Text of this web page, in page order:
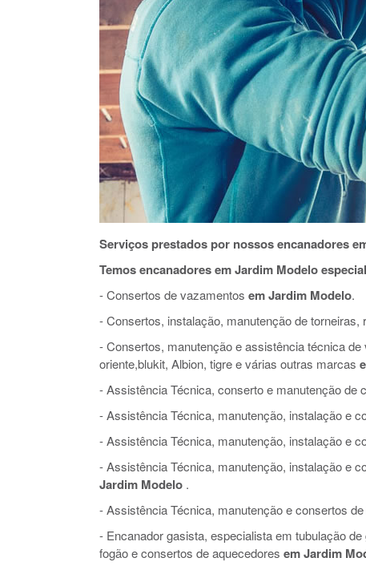
Serviços prestados por nossos encanadores
Temos encanadores em Jardim Modelo
- Consertos de vazamentos em Jardim Modelo.
- Consertos, instalação, manutenção de
- Consertos, manutenção e assistência técnica
oriente,blukit, Albion, tigre e várias outras marcas
- Assistência Técnica, conserto e manutenção de
- Assistência Técnica, manutenção, instalação e
- Assistência Técnica, manutenção, instalação e
- Assistência Técnica, manutenção, instalação e
Jardim Modelo .
- Assistência Técnica, manutenção e consertos
- Encanador gasista, especialista em tubulação
fogão e consertos de aquecedores em Jardim